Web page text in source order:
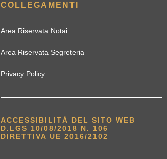
COLLEGAMENTI
Area Riservata Notai
Area Riservata Segreteria
Privacy Policy
ACCESSIBILITÀ DEL SITO WEB
D.LGS 10/08/2018 N. 106
DIRETTIVA UE 2016/2102